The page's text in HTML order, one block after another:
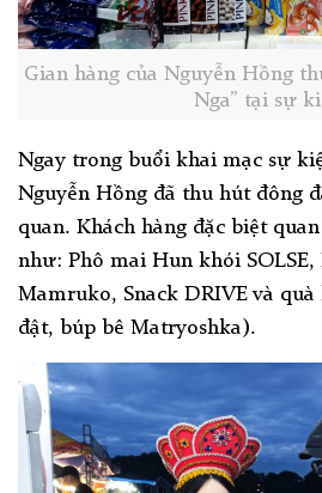
Gian hàng của Nguyễn Hồng
Nga” tại sự
Ngay trong buổi khai mạc sự
Nguyễn Hồng đã thu hút đông
quan. Khách hàng đặc biệt
như: Phô mai Hun khói
Mamruko, Snack DRIVE và
đật, búp bê Matryoshka).